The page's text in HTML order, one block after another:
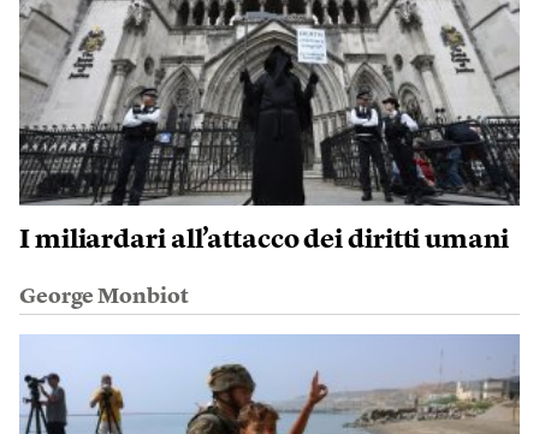
I miliardari all’attacco dei diritti umani
George Monbiot